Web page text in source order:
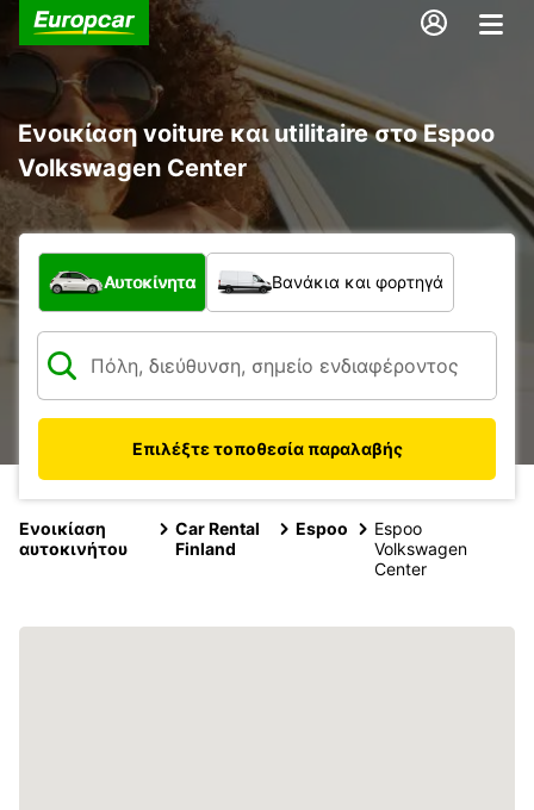
Ενοικίαση voiture και utilitaire στο Espoo
Volkswagen Center
Τι τύπος οχήματος;
Αυτοκίνητα Βανάκια και φορτηγά
Επιλέξτε τοποθεσία παραλαβής
Ενοικίαση
αυτοκινήτου
Car Rental
Finland
Espoo
Espoo
Volkswagen
Center